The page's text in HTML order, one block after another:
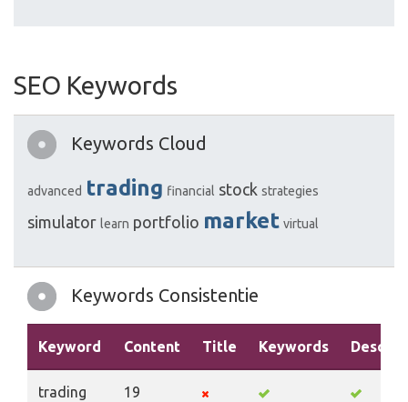
SEO Keywords
Keywords Cloud
advanced trading financial stock strategies
simulator learn portfolio market virtual
Keywords Consistentie
Keyword Content Title Keywords
trading 19